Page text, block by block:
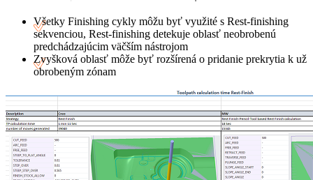
Všetky Finishing cykly môžu byť využité s Rest-finishing
sekvenciou, Rest-finishing detekuje oblasť neobrobenú
predchádzajúcim väčším nástrojom
Zvyšková oblasť môže byť rozšírená o pridanie prekrytia k už
obrobeným zónam